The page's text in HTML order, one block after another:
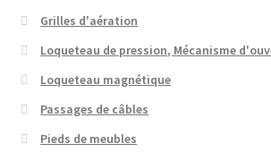
Grilles d'aération
Loqueteau de pression, Mécanisme
Loqueteau magnétique
Passages de câbles
Pieds de meubles